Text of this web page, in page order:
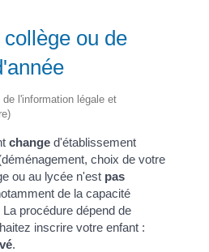
ou de
l'information légale et
change d'établissement
choix de votre
ou au lycée n'est pas
de la capacité
procédure dépend de
inscrire votre enfant :
.